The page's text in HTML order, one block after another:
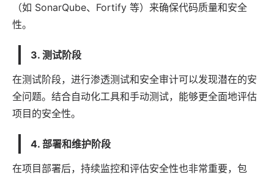
（如 SonarQube、Fortify 等）来确保代码质量和安全
性。
3. 测试阶段
在测试阶段，进行渗透测试和安全审计可以发现潜在的安
全问题。结合自动化工具和手动测试，能够更全面地评估
项目的安全性。
4. 部署和维护阶段
在项目部署后，持续监控和评估安全性也非常重要，包